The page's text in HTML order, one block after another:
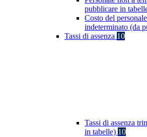
pubblicare in
Costo del
indeterminato (da
Tassi di assenza 10
Tassi di assenza
in tabelle) 10